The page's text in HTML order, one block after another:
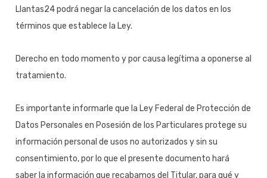
Llantas24 podrá negar la cancelación de los datos en los
términos que establece la Ley.
Derecho en todo momento y por causa legítima a oponerse al
tratamiento.
Es importante informarle que la Ley Federal de Protección de
Datos Personales en Posesión de los Particulares protege su
información personal de usos no autorizados y sin su
consentimiento, por lo que el presente documento hará
saber la información que recabamos del Titular, para qué y